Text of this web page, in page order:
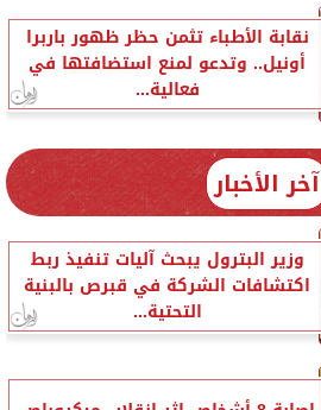
نقابة الأطباء تثمن حظر ظهور باربرا
أونيل.. وتدعو لمنع استضافتها في
فعالية...
آخر الأخبار
وزير البترول يبحث آليات تنفيذ ربط
اكتشافات الشركة في قبرص بالبنية
التحتية...